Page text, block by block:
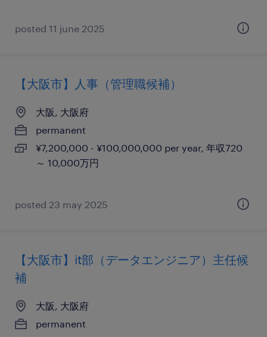
posted 11 june 2025
【大阪市】人事（管理職候補）
大阪, 大阪府
permanent
¥7,200,000 - ¥100,000,000 per year, 年収720
～ 10,000万円
posted 23 may 2025
【大阪市】it部（データエンジニア）主任候
補
大阪, 大阪府
permanent